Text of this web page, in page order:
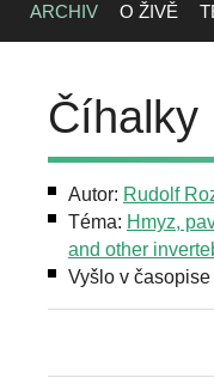
ARCHIV O ŽIVĚ
Číhalky
Autor: Rudolf
Téma: Hmyz,
and other
Vyšlo v časopise